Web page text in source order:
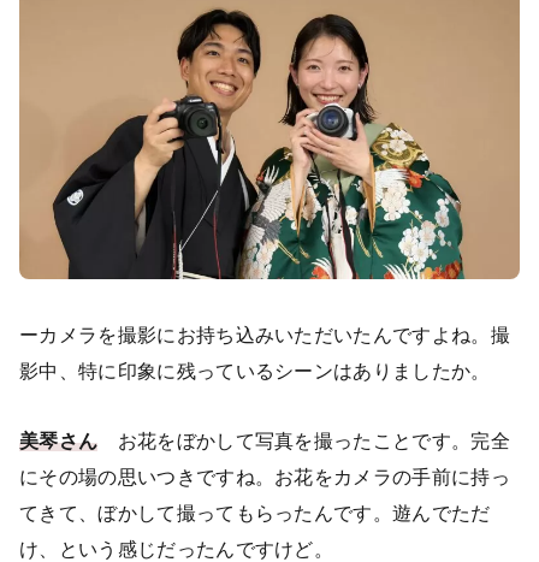
ーカメラを撮影にお持ち込みいただいたんですよね。撮
影中、特に印象に残っているシーンはありましたか。
美琴さん お花をぼかして写真を撮ったことです。完全
にその場の思いつきですね。お花をカメラの手前に持っ
てきて、ぼかして撮ってもらったんです。遊んでただ
け、という感じだったんですけど。